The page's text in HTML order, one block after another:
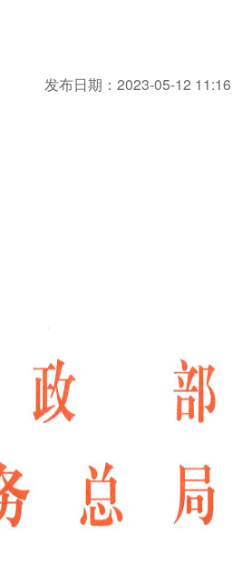
发布日期：2023-05-12 11:16